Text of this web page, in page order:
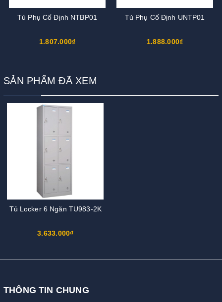
Tủ Phụ Cố Định NTBP01
1.807.000₫
Tủ Phụ Cố Định UNTP01
1.888.000₫
SẢN PHẨM ĐÃ XEM
Tủ Locker 6 Ngăn TU983-2K
3.633.000₫
THÔNG TIN CHUNG